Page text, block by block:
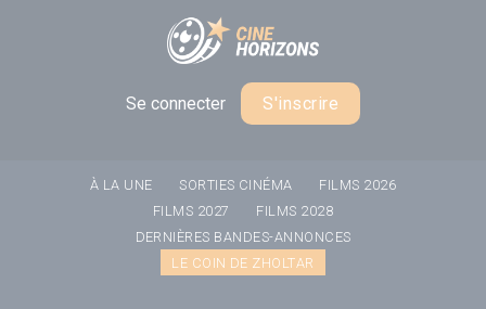
Se connecter S'inscrire
À LA UNE SORTIES CINÉMA
FILMS 2026
FILMS 2027
FILMS 2028
DERNIÈRES BANDES-ANNONCES
LE COIN DE ZHOLTAR
Panneau de gestion des cookies